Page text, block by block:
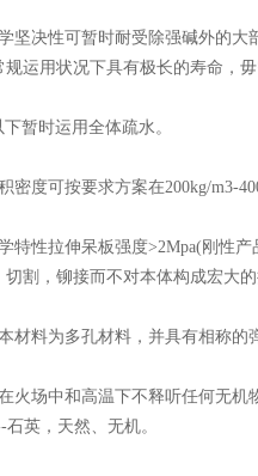
决性可暂时耐受除强碱外的大
运用状况下具有极长的寿命，毋
时运用全体疏水。
度可按要求方案在200kg/m3-
性拉伸呆板强度>2Mpa(刚性产
割，铆接而不对本体构成宏大
料为多孔材料，并具有相称的
场中和高温下不释听任何无机
英，天然、无机。